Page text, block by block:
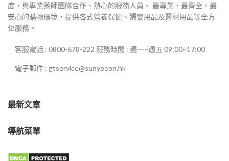
度，與專業藥師團隊合作、熱心的服務人員、 最專業、最齊全、最
安心的購物環境，提供各式營養保健、婦嬰用品及醫材用品等全方
位服務。
客服電話 : 0800-678-222 服務時間 : 週一~週五 09:00~17:00
電子郵件 : gtservice@sunyeeon.hk
最新文章
導航菜單